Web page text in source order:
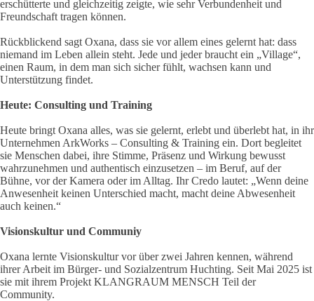
erschütterte und gleichzeitig zeigte, wie sehr Verbundenheit und
Freundschaft tragen können.
Rückblickend sagt Oxana, dass sie vor allem eines gelernt hat: dass
niemand im Leben allein steht. Jede und jeder braucht ein „Village“,
einen Raum, in dem man sich sicher fühlt, wachsen kann und
Unterstützung findet.
Heute: Consulting und Training
Heute bringt Oxana alles, was sie gelernt, erlebt und überlebt hat, in ihr
Unternehmen ArkWorks – Consulting & Training ein. Dort begleitet
sie Menschen dabei, ihre Stimme, Präsenz und Wirkung bewusst
wahrzunehmen und authentisch einzusetzen – im Beruf, auf der
Bühne, vor der Kamera oder im Alltag. Ihr Credo lautet: „Wenn deine
Anwesenheit keinen Unterschied macht, macht deine Abwesenheit
auch keinen.“
Visionskultur und Communiy
Oxana lernte Visionskultur vor über zwei Jahren kennen, während
ihrer Arbeit im Bürger- und Sozialzentrum Huchting. Seit Mai 2025 ist
sie mit ihrem Projekt KLANGRAUM MENSCH Teil der
Community.